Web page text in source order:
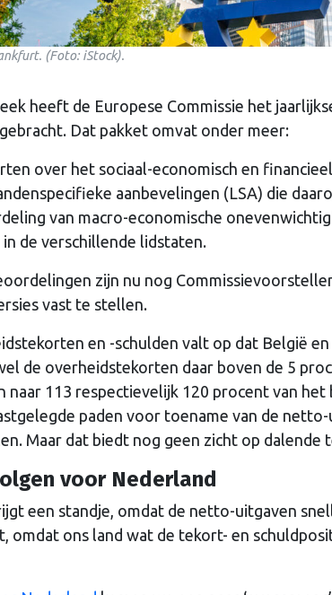
(Foto: iStock).
heeft de Europese Commissie het
Dat pakket omvat onder meer:
over het sociaal-economisch en
aanbevelingen (LSA) die
van macro-economische
in de verschillende lidstaten.
zijn nu nog
vast te stellen.
en -schulden valt op dat België
de overheidstekorten daar boven de 5
naar 113 respectievelijk 120 procent van
paden voor toename van de
Maar dat biedt nog geen zicht op dalende
voor Nederland
een standje, omdat de netto-uitgaven
omdat ons land wat de tekort- en